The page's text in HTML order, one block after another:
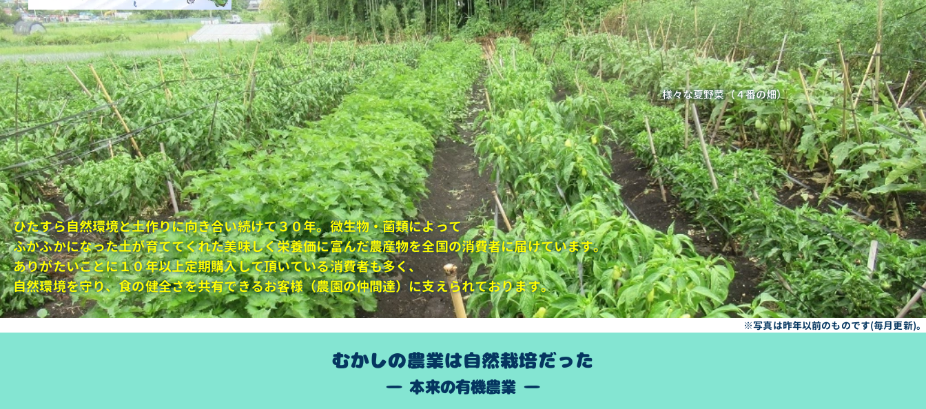
様々な夏野菜（４番の畑）
※写真は昨年以前のものです(毎月更新)。
ひたすら自然環境と土作りに向き合い続けて３０年。微生物・菌類によって
ふかふかになった土が育ててくれた美味しく栄養価に富んだ農産物を全国の消費者に届けています。
ありがたいことに１０年以上定期購入して頂いている消費者も多く、
自然環境を守り、食の健全さを共有できるお客様（農園の仲間達）に支えられております。
むかしの農業は自然栽培だった
― 本来の有機農業 ―